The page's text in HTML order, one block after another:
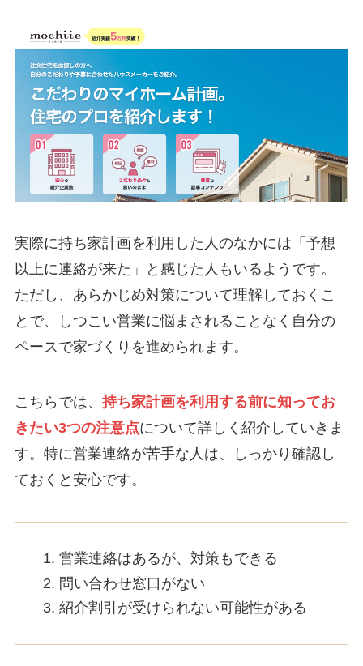
実際に持ち家計画を利用した人のなかには「予想
以上に連絡が来た」と感じた人もいるようです。
ただし、あらかじめ対策について理解しておくこ
とで、しつこい営業に悩まされることなく自分の
ペースで家づくりを進められます。
こちらでは、 持ち家計画を利用する前に知ってお
きたい3つの注意点について詳しく紹介していきま
す。特に営業連絡が苦手な人は、しっかり確認し
ておくと安心です。
営業連絡はあるが、対策もできる
問い合わせ窓口がない
紹介割引が受けられない可能性がある